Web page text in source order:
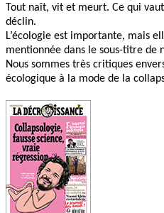
Tout naît, vit et meurt. Ce qui
déclin.
L’écologie est importante, mais
mentionnée dans le sous-titre de
Nous sommes très critiques
écologique à la mode de la